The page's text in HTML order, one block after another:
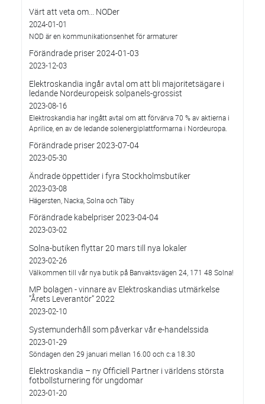
Värt att veta om... NODer
2024-01-01
NOD är en kommunikationsenhet för armaturer
Förändrade priser 2024-01-03
2023-12-03
Elektroskandia ingår avtal om att bli majoritetsägare i
ledande Nordeuropeisk solpanels-grossist
2023-08-16
Elektroskandia har ingått avtal om att förvärva 70 % av aktierna i
Aprilice, en av de ledande solenergiplattformarna i Nordeuropa.
Förändrade priser 2023-07-04
2023-05-30
Ändrade öppettider i fyra Stockholmsbutiker
2023-03-08
Hägersten, Nacka, Solna och Täby
Förändrade kabelpriser 2023-04-04
2023-03-02
Solna-butiken flyttar 20 mars till nya lokaler
2023-02-26
Välkommen till vår nya butik på Banvaktsvägen 24, 171 48 Solna!
MP bolagen - vinnare av Elektroskandias utmärkelse
”Årets Leverantör” 2022
2023-02-10
Systemunderhåll som påverkar vår e-handelssida
2023-01-29
Söndagen den 29 januari mellan 16.00 och c:a 18.30
Elektroskandia – ny Officiell Partner i världens största
fotbollsturnering för ungdomar
2023-01-20